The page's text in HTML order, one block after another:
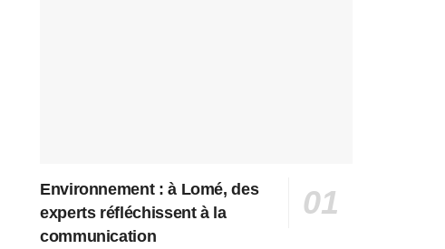
Environnement : à Lomé, des
experts réfléchissent à la
communication